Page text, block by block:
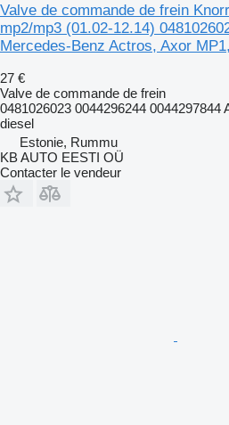
Valve de commande de frein
mp2/mp3 (01.02-12.14)
Mercedes-Benz Actros, Axor
27 €
Valve de commande de frein
0481026023 0044296244 0044297844
diesel
Estonie, Rummu
KB AUTO EESTI OÜ
Contacter le vendeur